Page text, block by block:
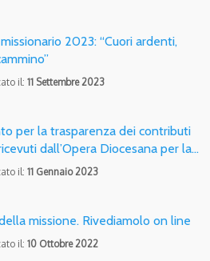
2023: “Cuori ardenti,
il: 11 Settembre 2023
per la trasparenza dei contributi
dall’Opera Diocesana per la…
il: 11 Gennaio 2023
missione. Rivediamolo on line
il: 10 Ottobre 2022